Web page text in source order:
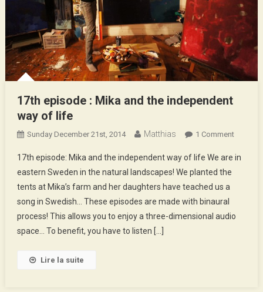
17th episode : Mika and the independent
way of life
Sunday December 21st, 2014 Matthias 1 CommentOn
Episode
The
17th episode: Mika and the independent way of life We are in
eastern Sweden in the natural landscapes! We planted the
tents at Mika’s farm and her daughters have teached us a
song in Swedish… These episodes are made with binaural
process! This allows you to enjoy a three-dimensional audio
space… To benefit, you have to listen […]
Lire la suite